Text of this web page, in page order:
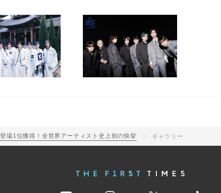
場1位獲得！全世界アーティスト史上初の快挙 ギャラリー